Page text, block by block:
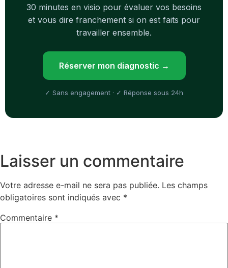
30 minutes en visio pour évaluer vos besoins
et vous dire franchement si on est faits pour
travailler ensemble.
Réserver mon diagnostic →
✓ Sans engagement · ✓ Réponse sous 24h
Laisser un commentaire
Votre adresse e-mail ne sera pas publiée. Les champs
obligatoires sont indiqués avec *
Commentaire *